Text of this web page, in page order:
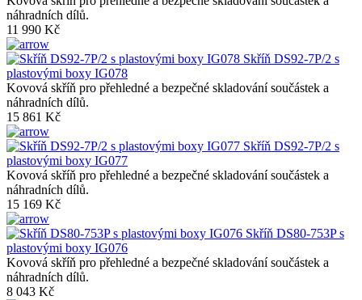
náhradních dílů.
11 990 Kč
Skříň DS92-7P/2 s
plastovými boxy IG078
Kovová skříň pro přehledné a bezpečné skladování součástek a
náhradních dílů.
15 861 Kč
Skříň DS92-7P/2 s
plastovými boxy IG077
Kovová skříň pro přehledné a bezpečné skladování součástek a
náhradních dílů.
15 169 Kč
Skříň DS80-753P s
plastovými boxy IG076
Kovová skříň pro přehledné a bezpečné skladování součástek a
náhradních dílů.
8 043 Kč